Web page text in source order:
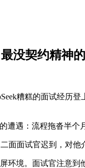
没契约精神
糟糕的面试经历
遭遇：流程拖沓半个
面面试官迟到，对
环境。面试官注意